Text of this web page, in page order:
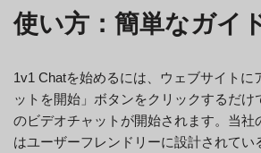
使い方：簡単なガイ
1v1 Chatを始めるには、ウェブサイトに
ットを開始」ボタンをクリックするだけ
のビデオチャットが開始されます。当社
はユーザーフレンドリーに設計されてい